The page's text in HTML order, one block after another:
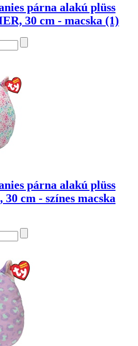
párna alakú plüss
30 cm - macska (1)
párna alakú plüss
cm - színes macska